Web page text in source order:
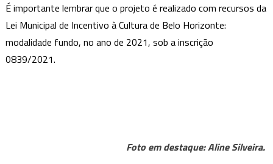
É importante lembrar que o projeto é realizado com recursos da
Lei Municipal de Incentivo à Cultura de Belo Horizonte:
modalidade fundo, no ano de 2021, sob a inscrição
0839/2021.
Foto em destaque: Aline Silveira.